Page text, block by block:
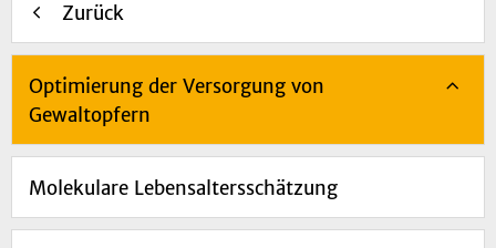
Zurück
Optimierung der Versorgung von
Gewaltopfern
Molekulare Lebensaltersschätzung